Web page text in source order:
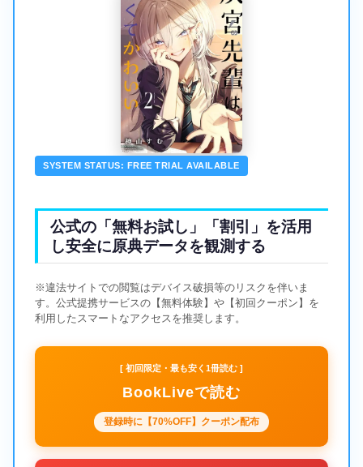
SYSTEM STATUS: FREE TRIAL AVAILABLE
公式の「無料お試し」「割引」を活用
し安全に原典データを観測する
※違法サイトでの閲覧はデバイス破損等のリスクを伴いま
す。公式提携サービスの【無料体験】や【初回クーポン】を
利用したスマートなアクセスを推奨します。
[ 初回限定・最も安く1冊読む ]
BookLiveで読む
登録時に【70%OFF】クーポン配布